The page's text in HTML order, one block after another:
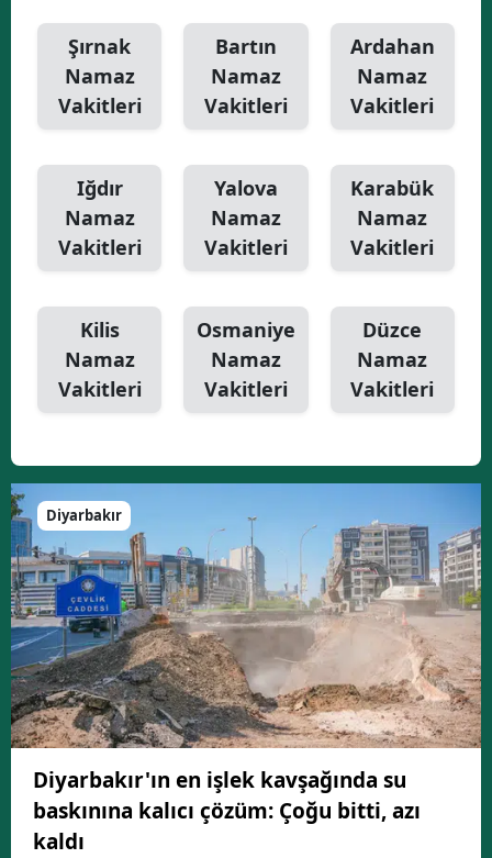
Şırnak
Namaz
Vakitleri
Bartın
Namaz
Vakitleri
Ardahan
Namaz
Vakitleri
Iğdır
Namaz
Vakitleri
Yalova
Namaz
Vakitleri
Karabük
Namaz
Vakitleri
Kilis
Namaz
Vakitleri
Osmaniye
Namaz
Vakitleri
Düzce
Namaz
Vakitleri
Diyarbakır
Diyarbakır'ın en işlek kavşağında su
baskınına kalıcı çözüm: Çoğu bitti, azı
kaldı